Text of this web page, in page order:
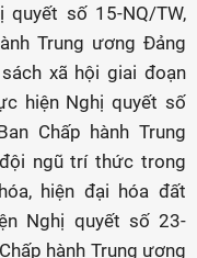
số 15-NQ/TW,
Trung ương Đảng
xã hội giai đoạn
hiện Nghị quyết số
Chấp hành Trung
ngũ trí thức trong
hiện đại hóa đất
Nghị quyết số 23-
hành Trung ương